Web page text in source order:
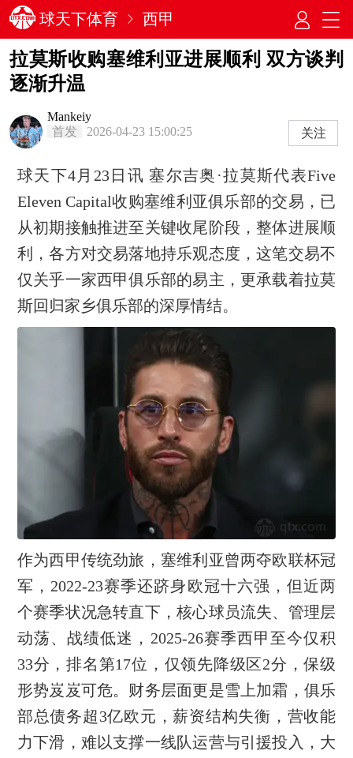
球天下体育 西甲
拉莫斯收购塞维利亚进展顺利 双方谈判
逐渐升温
Mankeiy
首发
2026-04-23 15:00:25 关注
球天下4月23日讯 塞尔吉奥·拉莫斯代表Five
Eleven Capital收购塞维利亚俱乐部的交易，已
从初期接触推进至关键收尾阶段，整体进展顺
利，各方对交易落地持乐观态度，这笔交易不
仅关乎一家西甲俱乐部的易主，更承载着拉莫
斯回归家乡俱乐部的深厚情结。
作为西甲传统劲旅，塞维利亚曾两夺欧联杯冠
军，2022-23赛季还跻身欧冠十六强，但近两
个赛季状况急转直下，核心球员流失、管理层
动荡、战绩低迷，2025-26赛季西甲至今仅积
33分，排名第17位，仅领先降级区2分，保级
形势岌岌可危。财务层面更是雪上加霜，俱乐
部总债务超3亿欧元，薪资结构失衡，营收能
力下滑，难以支撑一线队运营与引援投入，大